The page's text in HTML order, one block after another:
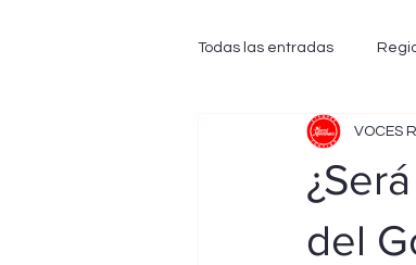
Todas las entradas
EL INFORMATIVO
del
VOCES